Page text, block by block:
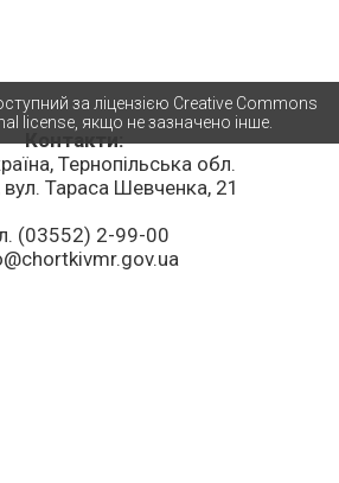
Контакти:
Тернопільська обл.
вул. Тараса Шевченка, 21
(03552) 2-99-00
за ліцензією Creative Commons
license, якщо не зазначено інше.